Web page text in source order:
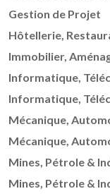
Gestion de Projet
Hôtellerie,
Immobilier,
Informatique,
Informatique,
Mécanique,
Mécanique,
Mines, Pétrole &
Mines, Pétrole &